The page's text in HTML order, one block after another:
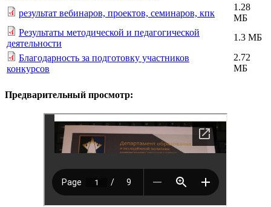
результат вебинаров, проектов, семинаров, кпк
1.28
МБ
Результаты методической и педагогической
деятельности
1.3 МБ
Благодарность за подготовку участников
конкурсов
2.72
МБ
Предварительный просмотр: